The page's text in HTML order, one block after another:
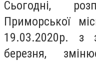
Сьогодні,
Приморської
19.03.2020р. з
березня,